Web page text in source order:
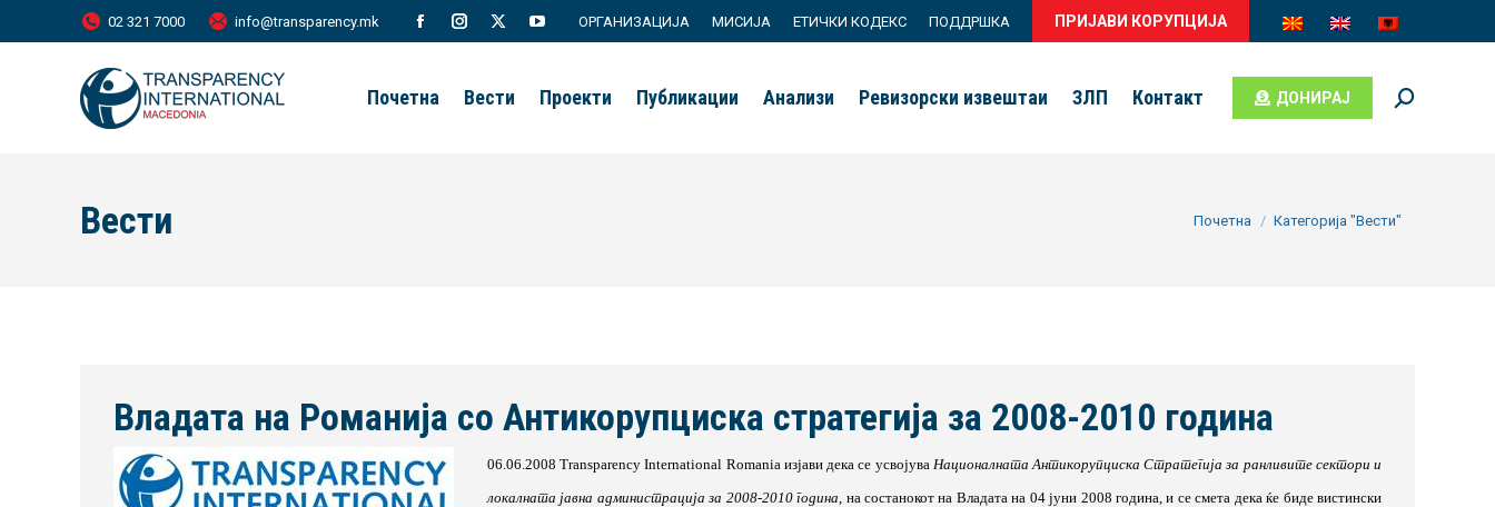
02 321 7000 info@transparency.mk
FacebookInstagram
X
YouTube
opens
ОРГАНИЗАЦИЈА МИСИЈА ЕТИЧКИ КОДЕКС ПОДДРШКА ПРИЈАВИ КОРУПЦИЈА
Почетна Вести Проекти Публикации Анализи Ревизорски извештаи ЗЛП Контакт ДОНИРАЈ Search:
Вести You are here:
Почетна Категорија "Вести"
Владата на Романија со Антикорупциска стратегија за 2008-2010 година
06.06.2008 Transparency International Romania изјави дека се усвојува Националната Антикорупциска Стратегија за ранливите сектори и
локалната јавна администрација за 2008-2010 година, на состанокот на Владата на 04 јуни 2008 година, и се смета дека ќе биде вистински